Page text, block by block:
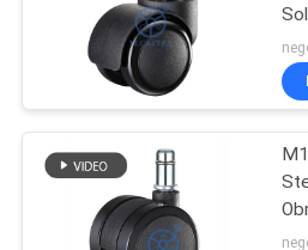
NAS
WYCIECZKA
Kółka o
ładowności
do